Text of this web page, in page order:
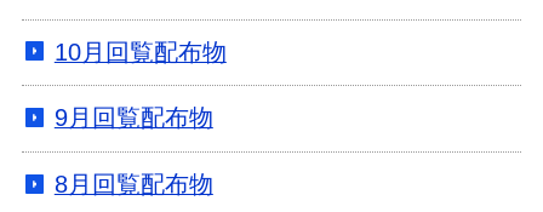
10月回覧配布物
9月回覧配布物
8月回覧配布物